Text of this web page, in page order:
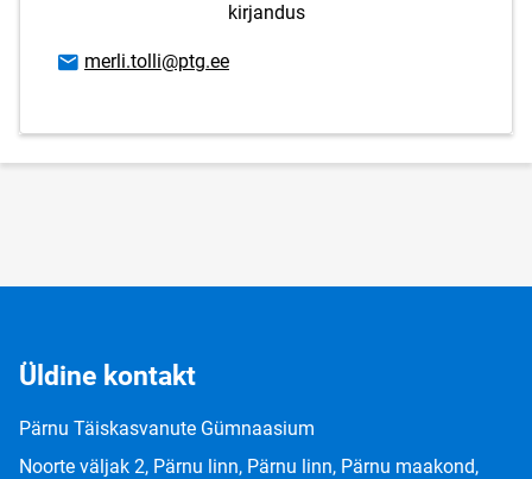
kirjandus
E-posti aadress
merli.tolli@ptg.ee
Üldine kontakt
Pärnu Täiskasvanute Gümnaasium
Noorte väljak 2, Pärnu linn, Pärnu linn, Pärnu maakond,